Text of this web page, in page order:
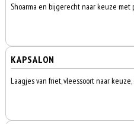
Shoarma en bijgerecht naar keuze met
KAPSALON
Laagjes van friet, vleessoort naar